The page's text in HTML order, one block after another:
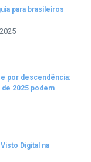
para brasileiros
por descendência:
de 2025 podem
Digital na